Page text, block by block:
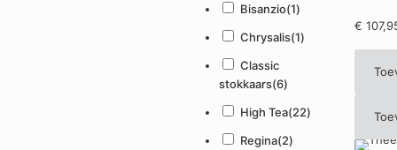
Bisanzio(1)
Chrysalis(1)
Classic
stokkaars(6)
High Tea(22)
Regina(2)
€